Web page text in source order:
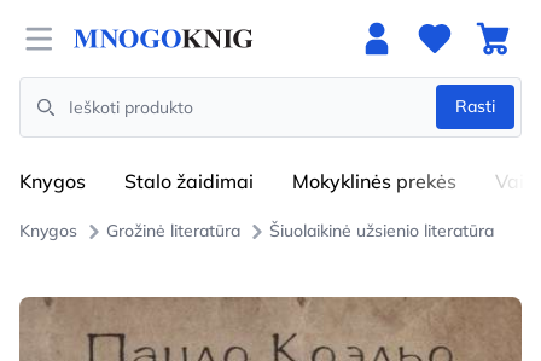
Open menu
Search
Rasti
Knygos Stalo žaidimai Mokyklinės prekės
Knygos Grožinė literatūra Šiuolaikinė užsienio literatūra